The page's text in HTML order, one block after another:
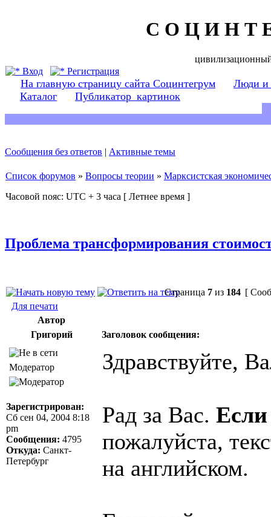
С О Ц И Н Т
Вход
Регистрация
На главную страницу сайта Социнтегрум
Люди и
Каталог
Публикатор_картинок
Сообщения без ответов | Активные темы
Список форумов » Вопросы теории » Марксистская
Часовой пояс: UTC + 3 часа [ Летнее время ]
Проблема трансформирования
Страница 7 из 184 [
Для печати
Автор
Григорий
Заголовок сообщения:
Модератор
Зарегистрирован:
Сб сен 04, 2004 8:18
pm
Сообщения: 4795
Откуда: Санкт-
Петербург
Здравствуйте,
Рад за Вас. Если
пожалуйста,
на английском.